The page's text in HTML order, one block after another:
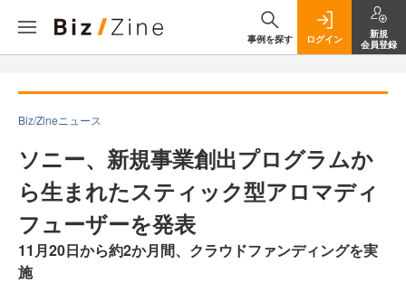
事例を探す ログイン
新規
会員登録
Biz/Zineニュース
ソニー、新規事業創出プログラムか
ら生まれたスティック型アロマディ
フューザーを発表
11月20日から約2か月間、クラウドファンディングを実
施